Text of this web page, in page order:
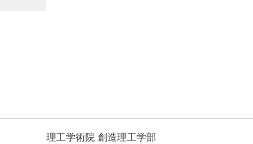
理工学術院 創造理工学部